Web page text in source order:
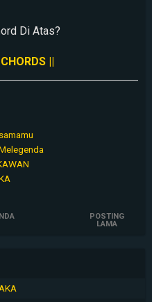
Di Atas?
||
POSTING
LAMA